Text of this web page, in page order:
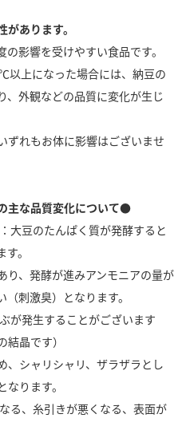
ぽん酢
たれ
中華
レモン果汁
おすしの素
ップ
あります。
影響を受けやすい食品です。
以上になった場合には、納豆の
、外観などの品質に変化が生じ
ずれもお体に影響はございませ
主な品質変化について●
大豆のたんぱく質が発酵すると
。
り、発酵が進みアンモニアの量が
刺激臭）となります。
が発生することがございます
結晶です）
、シャリシャリ、ザラザラとし
ります。
る、糸引きが悪くなる、表面が